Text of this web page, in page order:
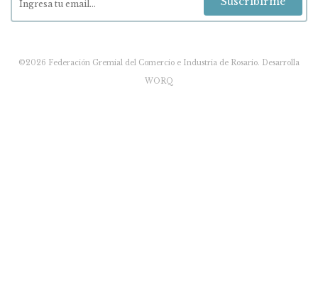
©2026 Federación Gremial del Comercio e Industria de Rosario. Desarrolla
WORQ